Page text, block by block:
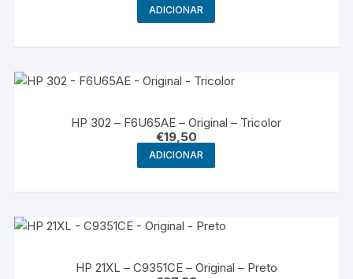
ADICIONAR
HP 302 – F6U65AE – Original – Tricolor
€19,50
ADICIONAR
HP 21XL – C9351CE – Original – Preto